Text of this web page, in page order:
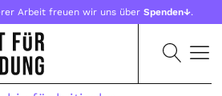
Arbeit freuen wir uns über Spenden↓.